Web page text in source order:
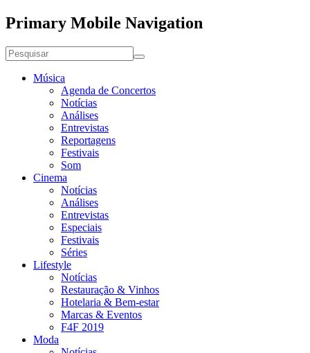
Primary Mobile Navigation
Música
Agenda de Concertos
Notícias
Análises
Entrevistas
Reportagens
Festivais
Som
Cinema
Notícias
Análises
Entrevistas
Especiais
Festivais
Séries
Lifestyle
Notícias
Restauração & Vinhos
Hotelaria & Bem-estar
Marcas & Eventos
F4F 2019
Moda